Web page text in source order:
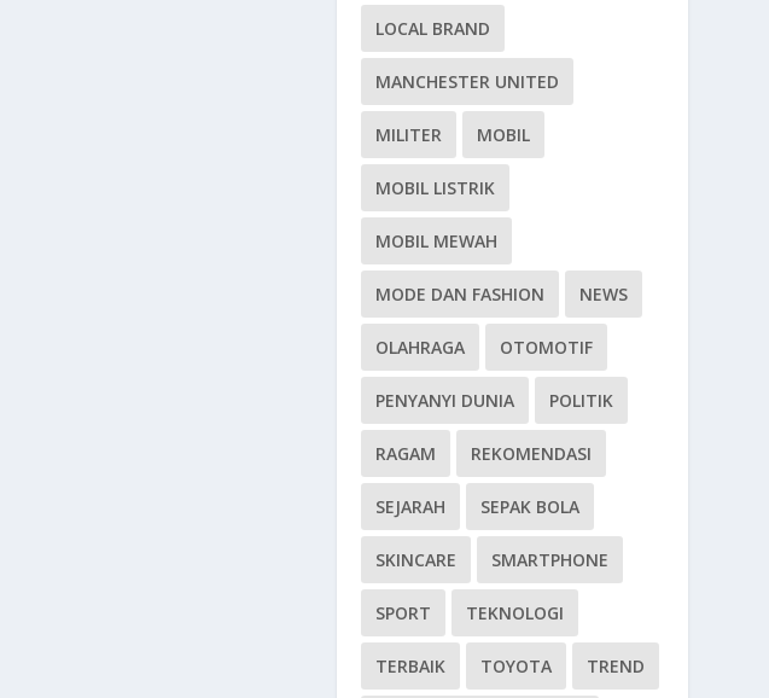
LOCAL BRAND
MANCHESTER UNITED
MILITER MOBIL
MOBIL LISTRIK
MOBIL MEWAH
MODE DAN FASHION NEWS
OLAHRAGA OTOMOTIF
PENYANYI DUNIA POLITIK
RAGAM REKOMENDASI
SEJARAH SEPAK BOLA
SKINCARE SMARTPHONE
SPORT TEKNOLOGI
TERBAIK TOYOTA TREND